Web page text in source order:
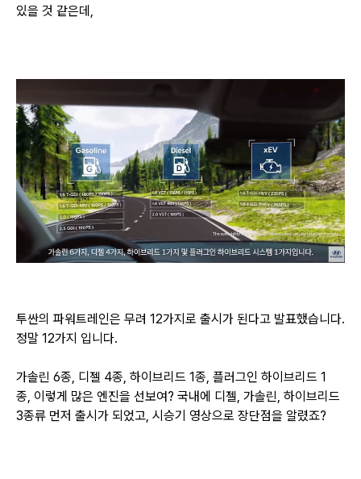
있을 것 같은데,
투싼의 파워트레인은 무려 12가지로 출시가 된다고 발표했습니다.
정말 12가지 입니다.
가솔린 6종, 디젤 4종, 하이브리드 1종, 플러그인 하이브리드 1
종, 이렇게 많은 엔진을 선보여? 국내에 디젤, 가솔린, 하이브리드
3종류 먼저 출시가 되었고, 시승기 영상으로 장단점을 알렸죠?